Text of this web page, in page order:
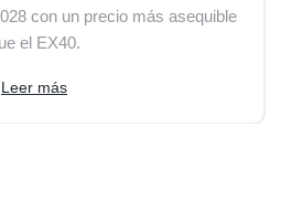
con un precio más asequible
el EX40.
Leer más